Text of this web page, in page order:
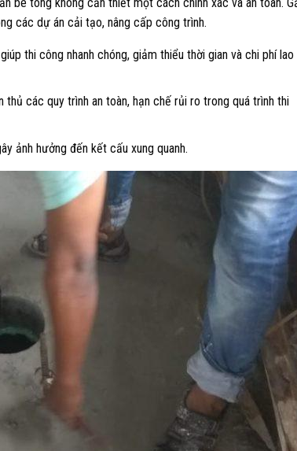
các dự án cải tạo, nâng cấp công trình.​
thi công nhanh chóng, giảm thiểu thời gian và chi phí lao
thủ các quy trình an toàn, hạn chế rủi ro trong quá trình thi
ảnh hưởng đến kết cấu xung quanh.​